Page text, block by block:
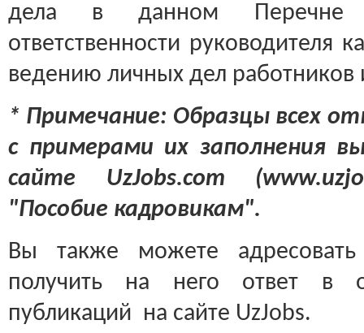
дела в данном Перечне
ответственности руководителя
ведению личных дел работников
* Примечание: Образцы всех
с примерами их заполнения
сайте UzJobs.com
"Пособие кадровикам".
Вы также можете
получить на него ответ в
публикаций на сайте UzJobs.